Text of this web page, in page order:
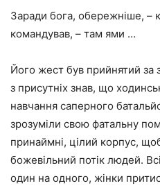
Заради бога, обережніше, –
командував, – там ями …
Його жест був прийнятий
з присутніх знав, що
навчання саперного
зрозуміли свою фатальну
принаймні, цілий корпус,
божевільний потік людей.
один на одного, жінки